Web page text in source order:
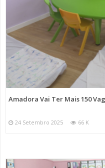
Amadora Vai Ter Mais 150
24 Setembro 2025 66 K